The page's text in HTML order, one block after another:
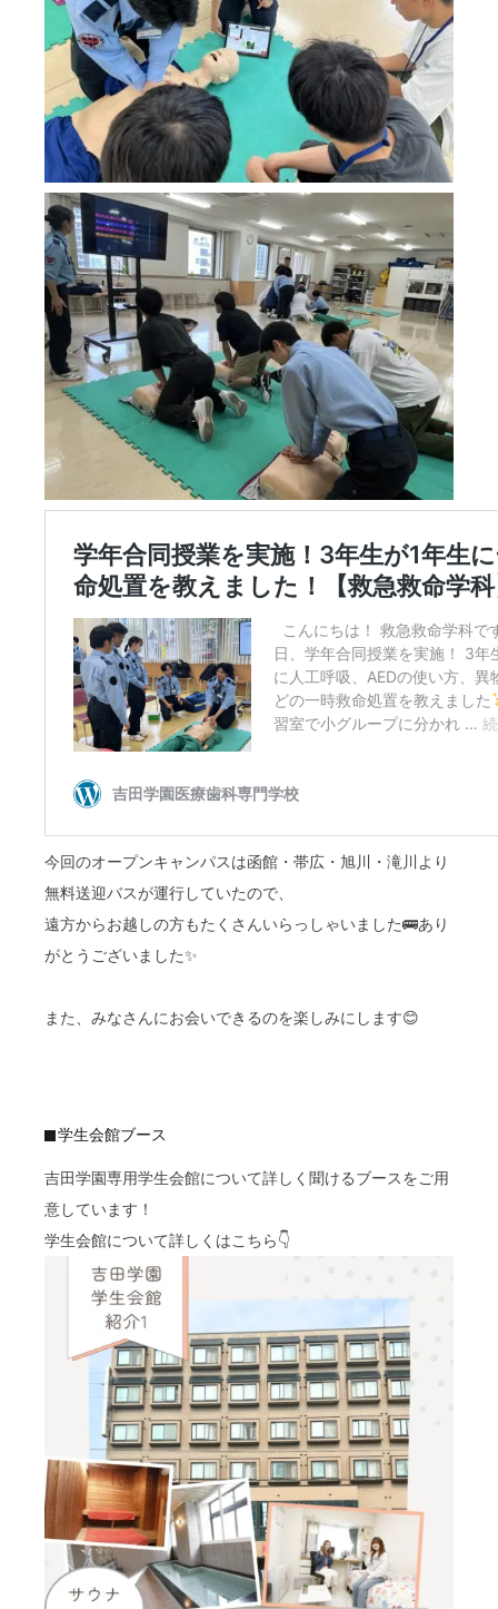
今回のオープンキャンパスは函館・帯広・旭川・滝川より
無料送迎バスが運行していたので、
遠方からお越しの方もたくさんいらっしゃいました🚌あり
がとうございました✨
また、みなさんにお会いできるのを楽しみにします😊
学生会館ブース
吉田学園専用学生会館について詳しく聞けるブースをご用
意しています！
学生会館について詳しくはこちら👇